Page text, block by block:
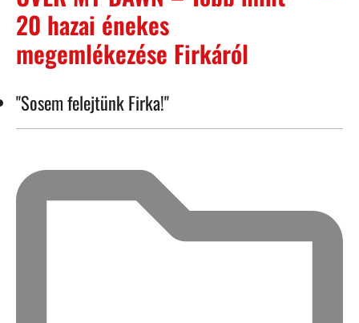
20 hazai énekes
megemlékezése Firkáról
"Sosem felejtünk Firka!"